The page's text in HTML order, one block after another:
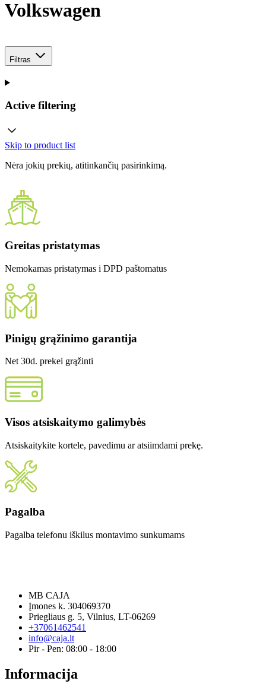
Volkswagen
Filtras
Active filtering
Skip to product list
Nėra jokių prekių, atitinkančių pasirinkimą.
Greitas pristatymas
Nemokamas pristatymas i DPD paštomatus
Pinigų grąžinimo garantija
Net 30d. prekei grąžinti
Visos atsiskaitymo galimybės
Atsiskaitykite kortele, pavedimu ar atsiimdami prekę.
Pagalba
Pagalba telefonu iškilus montavimo sunkumams
MB CAJA
Įmones k. 304069370
Priegliaus g. 5, Vilnius, LT-06269
+37061462541
info@caja.lt
Pir - Pen: 08:00 - 18:00
Informacija